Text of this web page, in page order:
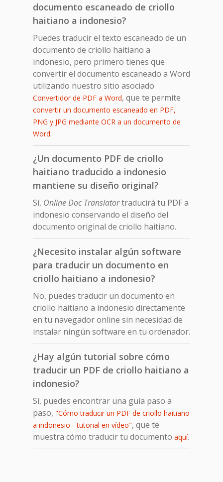
documento escaneado de criollo
haitiano a indonesio?
Puedes traducir el texto escaneado de un
documento de criollo haitiano a
indonesio, pero primero tienes que
convertir el documento escaneado a Word
utilizando nuestro sitio asociado
Convertidor de PDF a Word, que te permite
convertir un documento escaneado en PDF,
PNG y JPG mediante OCR a un documento de
Word.
¿Un documento PDF de criollo
haitiano traducido a indonesio
mantiene su diseño original?
Sí, Online Doc Translatortraducirá tu PDF a
indonesio conservando el diseño del
documento original de criollo haitiano.
¿Necesito instalar algún software
para traducir un documento en
criollo haitiano a indonesio?
No, puedes traducir un documento en
criollo haitiano a indonesio directamente
en tu navegador online sin necesidad de
instalar ningún software en tu ordenador.
¿Hay algún tutorial sobre cómo
traducir un PDF de criollo haitiano a
indonesio?
Sí, puedes encontrar una guía paso a
paso, "Cómo traducir un PDF de criollo haitiano
a indonesio - tutorial en vídeo", que te
muestra cómo traducir tu documento aquí.